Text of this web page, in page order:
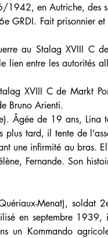
en Autriche, des
GRDI. Fait prisonnier et
au Stalag XVIII C
lien entre les autorités
XVIII C de Markt
Bruno Arienti.
Âgée de 19 ans, Lina
tard, il tente de
une infirmité au bras.
Fernande. Son
Menat), soldat
en septembre 1939,
un Kommando